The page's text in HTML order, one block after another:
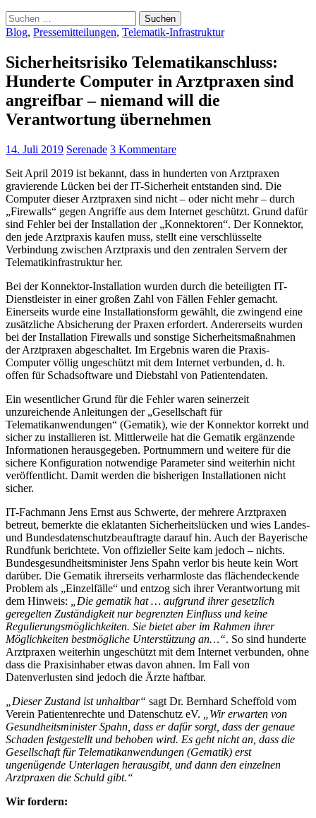
Suchen
nach:
Blog, Pressemitteilungen, Telematik-Infrastruktur
Sicherheitsrisiko Telematikanschluss:
Hunderte Computer in Arztpraxen sind
angreifbar – niemand will die
Verantwortung übernehmen
14. Juli 2019 Serenade 3 Kommentare
Seit April 2019 ist bekannt, dass in hunderten von Arztpraxen
gravierende Lücken bei der IT-Sicherheit entstanden sind. Die
Computer dieser Arztpraxen sind nicht – oder nicht mehr – durch
„Firewalls“ gegen Angriffe aus dem Internet geschützt. Grund dafür
sind Fehler bei der Installation der „Konnektoren“. Der Konnektor,
den jede Arztpraxis kaufen muss, stellt eine verschlüsselte
Verbindung zwischen Arztpraxis und den zentralen Servern der
Telematikinfrastruktur her.
Bei der Konnektor-Installation wurden durch die beteiligten IT-
Dienstleister in einer großen Zahl von Fällen Fehler gemacht.
Einerseits wurde eine Installationsform gewählt, die zwingend eine
zusätzliche Absicherung der Praxen erfordert. Andererseits wurden
bei der Installation Firewalls und sonstige Sicherheitsmaßnahmen
der Arztpraxen abgeschaltet. Im Ergebnis waren die Praxis-
Computer völlig ungeschützt mit dem Internet verbunden, d. h.
offen für Schadsoftware und Diebstahl von Patientendaten.
Ein wesentlicher Grund für die Fehler waren seinerzeit
unzureichende Anleitungen der „Gesellschaft für
Telematikanwendungen“ (Gematik), wie der Konnektor korrekt und
sicher zu installieren ist. Mittlerweile hat die Gematik ergänzende
Informationen herausgegeben. Portnummern und weitere für die
sichere Konfiguration notwendige Parameter sind weiterhin nicht
veröffentlicht. Damit werden die bisherigen Installationen nicht
sicher.
IT-Fachmann Jens Ernst aus Schwerte, der mehrere Arztpraxen
betreut, bemerkte die eklatanten Sicherheitslücken und wies Landes-
und Bundesdatenschutzbeauftragte darauf hin. Auch der Bayerische
Rundfunk berichtete. Von offizieller Seite kam jedoch – nichts.
Bundesgesundheitsminister Jens Spahn verlor bis heute kein Wort
darüber. Die Gematik ihrerseits verharmloste das flächendeckende
Problem als „Einzelfälle“ und entzog sich ihrer Verantwortung mit
dem Hinweis:
„Die gematik hat … aufgrund ihrer gesetzlich
geregelten Zuständigkeit nur begrenzten Einfluss und keine
Regulierungsmöglichkeiten. Sie bietet aber im Rahmen ihrer
Möglichkeiten bestmögliche Unterstützung an…“. So sind hunderte
Arztpraxen weiterhin ungeschützt mit dem Internet verbunden, ohne
dass die Praxisinhaber etwas davon ahnen. Im Fall von
Datenverlusten sind jedoch die Ärzte haftbar.
„Dieser Zustand ist unhaltbar“ sagt Dr. Bernhard Scheffold vom
Verein Patientenrechte und Datenschutz eV.
„Wir erwarten von
Gesundheitsminister Spahn, dass er dafür sorgt, dass der genaue
Schaden festgestellt und behoben wird. Es geht nicht an, dass die
Gesellschaft für Telematikanwendungen (Gematik) erst
ungenügende Unterlagen herausgibt, und dann den einzelnen
Arztpraxen die Schuld gibt.“
Wir fordern: